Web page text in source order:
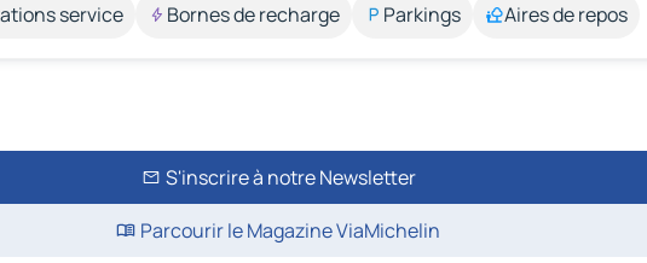
service Bornes de recharge Parkings Aires de repos
S'inscrire à notre Newsletter
Parcourir le Magazine ViaMichelin